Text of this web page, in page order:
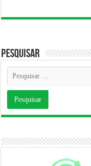
Pesquisar